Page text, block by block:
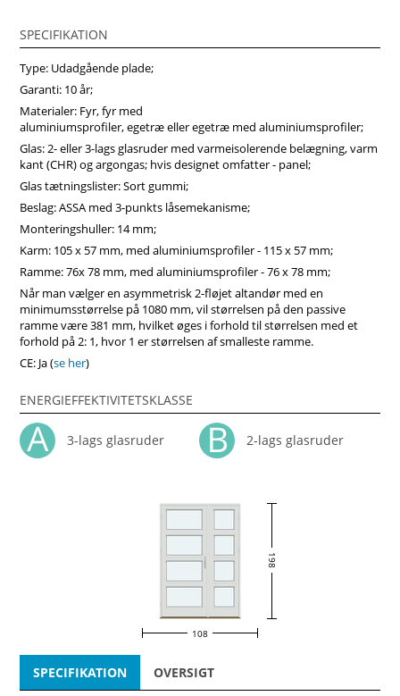
pålideligt. Oplev en blanding af traditionelt håndværk og
moderne innovation med vores premium trævinduer og
døre, skræddersyet til at modstå Danmarks unikke klima. Vi
anbefaler at vælge vores produkter fra midten af træ, som
vil sikre større produktstabilitet, holdbarhed og i høj grad
forlænge produktets levetid. Køb dører i Vinduerpro
onlinebutik til billige priser. Vi sikrer høj terrassedøre
kvalitet og hurtig levering.
SPECIFIKATION
Type: Udadgående plade;
Garanti: 10 år;
Materialer: Fyr, fyr med
aluminiumsprofiler, egetræ eller egetræ med aluminiumsprofiler;
Glas: 2- eller 3-lags glasruder med varmeisolerende belægning, varm
kant (CHR) og argongas; hvis designet omfatter - panel;
Glas tætningslister: Sort gummi;
Beslag: ASSA med 3-punkts låsemekanisme;
Monteringshuller: 14 mm;
Karm: 105 x 57 mm, med aluminiumsprofiler - 115 x 57 mm;
Ramme: 76x 78 mm, med aluminiumsprofiler - 76 x 78 mm;
Når man vælger en asymmetrisk 2-fløjet altandør med en
minimumsstørrelse på 1080 mm, vil størrelsen på den passive
ramme være 381 mm, hvilket øges i forhold til størrelsen med et
forhold på 2: 1, hvor 1 er størrelsen af smalleste ramme.
CE: Ja (se her)
ENERGIEFFEKTIVITETSKLASSE
3-lags glasruder 2-lags glasruder
198
108
SPECIFIKATION OVERSIGT